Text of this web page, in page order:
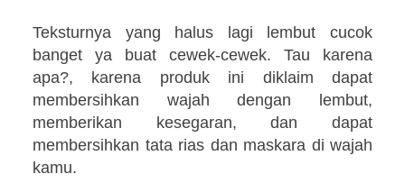
Teksturnya yang halus lagi lembut cucok
banget ya buat cewek-cewek. Tau karena
apa?, karena produk ini diklaim dapat
membersihkan wajah dengan lembut,
memberikan kesegaran, dan dapat
membersihkan tata rias dan maskara di wajah
kamu.